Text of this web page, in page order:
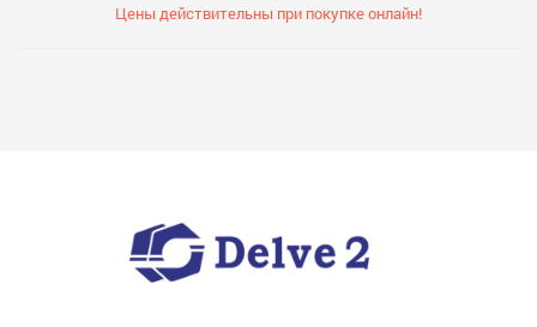
Цены действительны при покупке онлайн!